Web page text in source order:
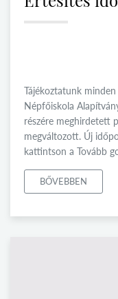
Tájékoztatunk
Népfőiskola
részére meghirdetett
megváltozott. Új
kattintson a Tovább
BŐVEBBEN